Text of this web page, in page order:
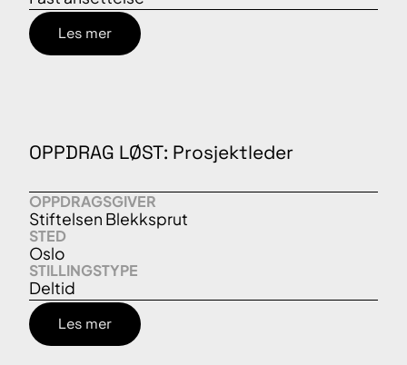
Les mer
OPPDRAG LØST: Prosjektleder
OPPDRAGSGIVER
Stiftelsen Blekksprut
STED
Oslo
STILLINGSTYPE
Deltid
Les mer